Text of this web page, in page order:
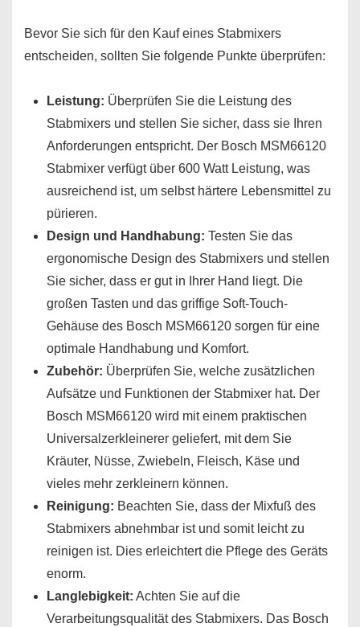
Bevor Sie sich für den Kauf eines Stabmixers
entscheiden, sollten Sie folgende Punkte überprüfen:
Leistung: Überprüfen Sie die Leistung des
Stabmixers und stellen Sie sicher, dass sie Ihren
Anforderungen entspricht. Der Bosch MSM66120
Stabmixer verfügt über 600 Watt Leistung, was
ausreichend ist, um selbst härtere Lebensmittel zu
pürieren.
Design und Handhabung: Testen Sie das
ergonomische Design des Stabmixers und stellen
Sie sicher, dass er gut in Ihrer Hand liegt. Die
großen Tasten und das griffige Soft-Touch-
Gehäuse des Bosch MSM66120 sorgen für eine
optimale Handhabung und Komfort.
Zubehör: Überprüfen Sie, welche zusätzlichen
Aufsätze und Funktionen der Stabmixer hat. Der
Bosch MSM66120 wird mit einem praktischen
Universalzerkleinerer geliefert, mit dem Sie
Kräuter, Nüsse, Zwiebeln, Fleisch, Käse und
vieles mehr zerkleinern können.
Reinigung: Beachten Sie, dass der Mixfuß des
Stabmixers abnehmbar ist und somit leicht zu
reinigen ist. Dies erleichtert die Pflege des Geräts
enorm.
Langlebigkeit: Achten Sie auf die
Verarbeitungsqualität des Stabmixers. Das Bosch